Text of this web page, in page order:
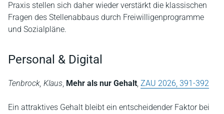
Praxis stellen sich daher wieder verstärkt die klassischen
Fragen des Stellenabbaus durch Freiwilligenprogramme
und Sozialpläne.
Personal & Digital
Tenbrock, Klaus, Mehr als nur Gehalt, ZAU 2026, 391-392
Ein attraktives Gehalt bleibt ein entscheidender Faktor bei